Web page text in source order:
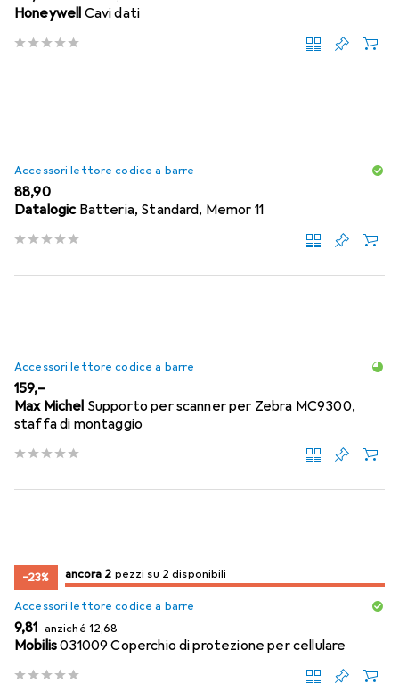
Honeywell Cavi dati
Accessori lettore codice a barre
EUR
88,90
Datalogic Batteria, Standard, Memor 11
Accessori lettore codice a barre
EUR
159,–
Max Michel Supporto per scanner per Zebra MC9300,
staffa di montaggio
−23% 2/ 2
2/ 2 in vendita
ancora 2 pezzi su 2 disponibili
Accessori lettore codice a barre
EUR
9,81 anziché EUR
12,68
Mobilis031009 Coperchio di protezione per cellulare